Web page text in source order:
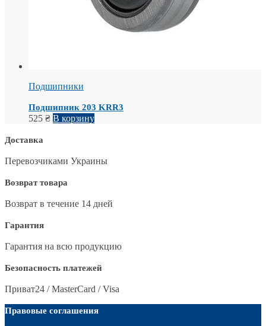
Подшипники
Подшипник 203 KRR3
525 ₴ В корзину
Доставка
Перевозчиками Украины
Возврат товара
Возврат в течение 14 дней
Гарантия
Гарантия на всю продукцию
Безопасность платежей
Приват24 / MasterCard / Visa
Правовые соглашения